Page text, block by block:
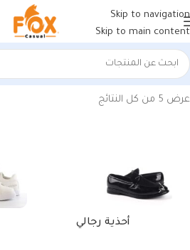
Skip to navigation
Skip to main content
الرئيسية/منتجات تحت الوسم “أحذية
عرض ⁦5⁩ من كل النتائج
أحذية رجالي